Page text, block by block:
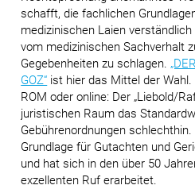
schafft, die fachlichen
medizinischen Laien
vom medizinischen Sachverhalt
Gegebenheiten zu schlagen.
GOZ“ ist hier das Mittel der
ROM oder online: Der „Liebold/
juristischen Raum das
Gebührenordnungen
Grundlage für Gutachten und
und hat sich in den über 50
exzellenten Ruf erarbeitet.